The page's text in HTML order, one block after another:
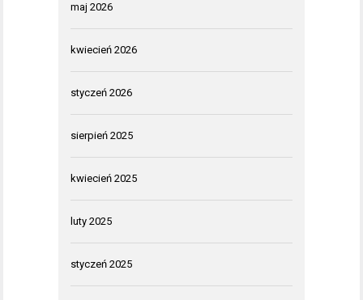
maj 2026
kwiecień 2026
styczeń 2026
sierpień 2025
kwiecień 2025
luty 2025
styczeń 2025